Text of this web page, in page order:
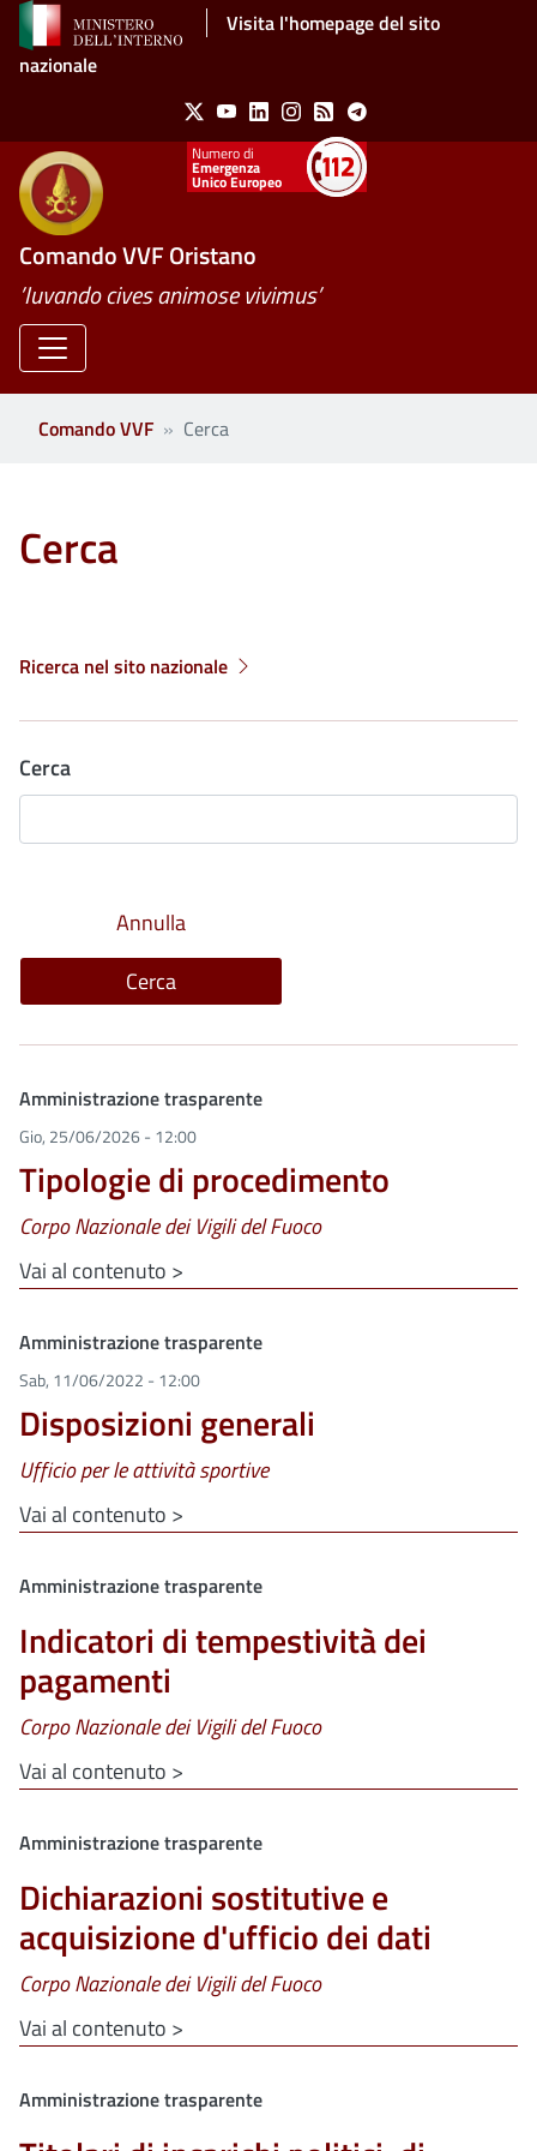
Salta al contenuto principaleVisita l'homepage del sito
nazionale
Social Menu
X YoutubeLinkedinInstagram
Feed Telegram
Emergenza
Unico Europeo
Comando VVF Oristano
’Iuvando cives animose vivimus’
Comando VVF Cerca
Cerca
Ricerca nel sito nazionale
Cerca
Clone di
Amministrazione trasparente
Gio, 25/06/2026 - 12:00
Tipologie di procedimento
Corpo Nazionale dei Vigili del Fuoco
Vai al contenuto >
Clone di
Amministrazione trasparente
Sab, 11/06/2022 - 12:00
Disposizioni generali
Ufficio per le attività sportive
Vai al contenuto >
Clone di
Amministrazione trasparente
Indicatori di tempestività dei
pagamenti
Corpo Nazionale dei Vigili del Fuoco
Vai al contenuto >
Clone di
Amministrazione trasparente
Dichiarazioni sostitutive e
acquisizione d'ufficio dei dati
Corpo Nazionale dei Vigili del Fuoco
Vai al contenuto >
Clone di
Amministrazione trasparente